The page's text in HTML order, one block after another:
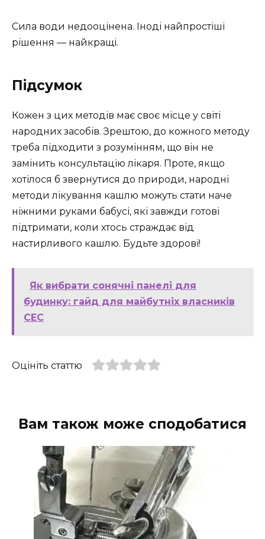
Сила води недооцінена. Іноді найпростіші
рішення — найкращі.
Підсумок
Кожен з цих методів має своє місце у світі
народних засобів. Зрештою, до кожного методу
треба підходити з розумінням, що він не
замінить консультацію лікаря. Проте, якщо
хотілося б звернутися до природи, народні
методи лікування кашлю можуть стати наче
ніжними руками бабусі, які завжди готові
підтримати, коли хтось страждає від
настирливого кашлю. Будьте здорові!
Як вибрати сонячні панелі для
будинку: гайд для майбутніх власників
СЕС
Оцініть статтю
Вам також може сподобатися